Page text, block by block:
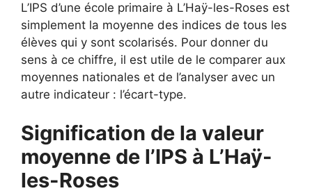
L’IPS d’une école primaire à L’Haÿ-les-Roses est
simplement la moyenne des indices de tous les
élèves qui y sont scolarisés. Pour donner du
sens à ce chiffre, il est utile de le comparer aux
moyennes nationales et de l’analyser avec un
autre indicateur : l’écart-type.
Signification de la valeur
moyenne de l’IPS à L’Haÿ-
les-Roses